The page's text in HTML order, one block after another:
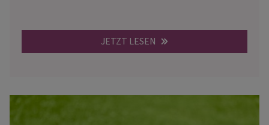
JETZT LESEN